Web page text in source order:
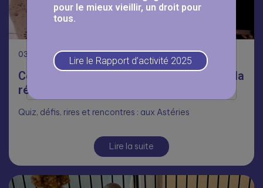
03
Coupe du monde inter-établissements à la
résidence Les Astéries ⚽
Quiz, défis, rires et rencontres : aux Astéries
Lire la suite
pour le mieux vieillir, un droit pour
tous.
Lire le Rapport d’activité 2025